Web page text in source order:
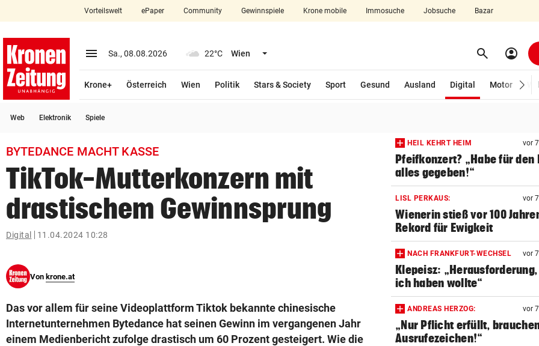
closeSchließen
account_circle Anmelden
arrow_right
bookmark
search
Suchbegriff
eingeben
© Krone Multimedia GmbH & Co KG 2026
Vorteilswelt ePaper Community Gewinnspiele Krone mobile Immosuche Jobsuche Bazar
menu Menü aufklappen
Sa., 08.08.2026 22°C Wien Menü aufklappen search Suchen
account_circle
Krone+ Österreich Wien Politik Stars & Society Sport Gesund Ausland Digital
Motor
Web Elektronik Spiele
BYTEDANCE MACHT KASSE
TikTok-Mutterkonzern mit
drastischem Gewinnsprung
Digital 11.04.2024 10:28
Von krone.at
Das vor allem für seine Videoplattform Tiktok bekannte chinesische
Internetunternehmen Bytedance hat seinen Gewinn im vergangenen Jahr
einem Medienbericht zufolge drastisch um 60 Prozent gesteigert. Wie die
HEIL KEHRT HEIM vor
Pfeifkonzert? „Habe für den
alles gegeben!“
LISL PERKAUS: vor
Wienerin stieß vor 100
Rekord für Ewigkeit
NACH FRANKFURT-WECHSEL vor
Klepeisz:
ich haben wollte“
ANDREAS HERZOG: vor
„Nur Pflicht erfüllt,
Ausrufezeichen!“